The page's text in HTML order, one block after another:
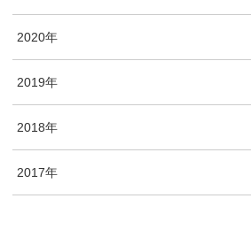
2020年
2019年
2018年
2017年